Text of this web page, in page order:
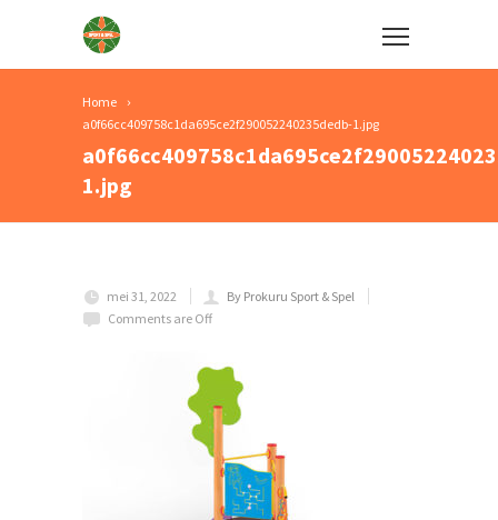
Home
a0f66cc409758c1da695ce2f290052240235dedb-1.jpg
1.jpg
mei 31, 2022
By Prokuru Sport & Spel
Comments are Off